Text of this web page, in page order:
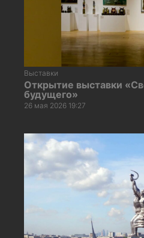
Выставки
Открытие выставки
будущего»
26 мая 2026 19:27